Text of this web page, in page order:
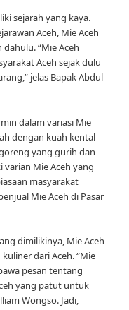
sejarah yang kaya.
Aceh, Mie Aceh
“Mie Aceh
Aceh sejak dulu
jelas Bapak Abdul
dalam variasi Mie
dengan kuah kental
yang gurih dan
varian Mie Aceh yang
masyarakat
Mie Aceh di Pasar
dimilikinya, Mie Aceh
dari Aceh. “Mie
pesan tentang
yang patut untuk
Wongso. Jadi,